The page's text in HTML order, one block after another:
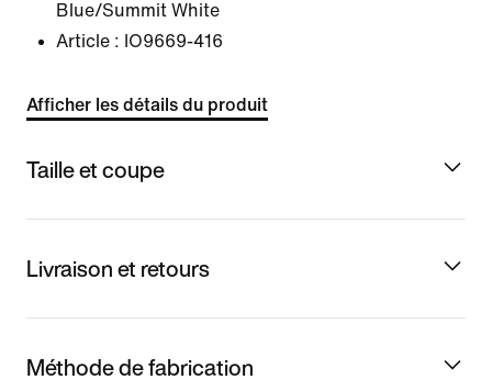
Blue/Summit White
Article : IO9669-416
Afficher les détails du produit
Taille et coupe
Livraison et retours
Méthode de fabrication